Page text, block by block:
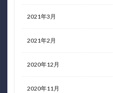
2021年3月
2021年2月
2020年12月
2020年11月